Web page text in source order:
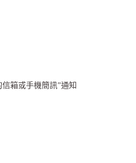
箱或手機簡訊”通知